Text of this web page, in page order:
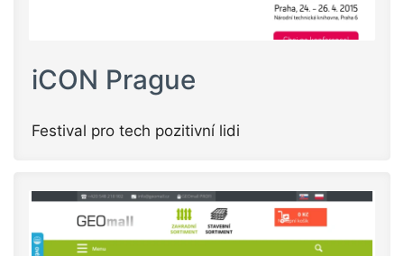
iCON Prague
Festival pro tech pozitivní lidi